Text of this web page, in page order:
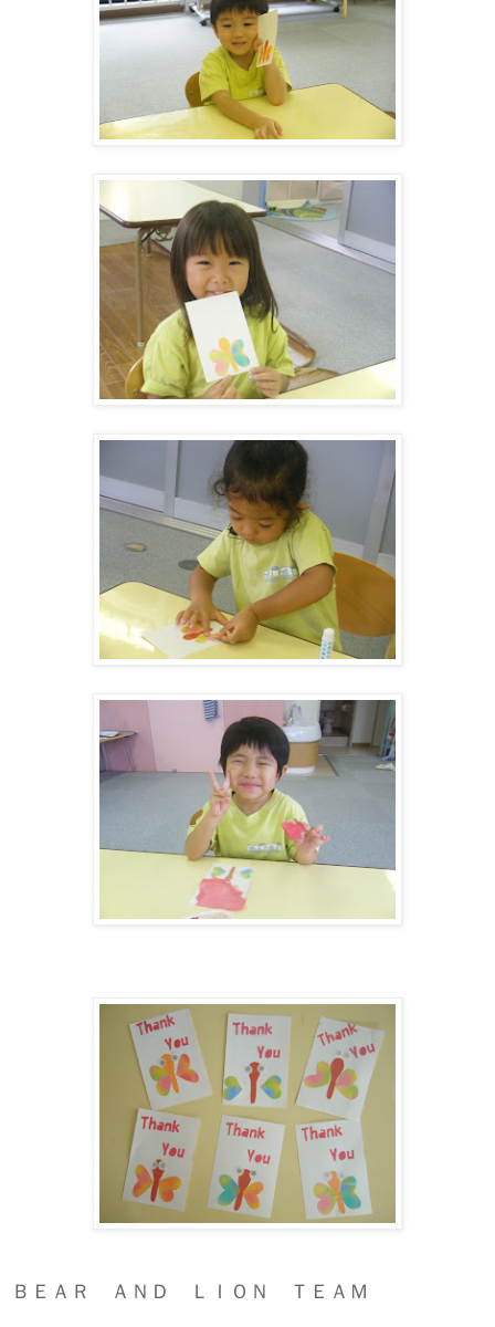
ＢＥＡＲ ＡＮＤ ＬＩＯＮ ＴＥＡＭ